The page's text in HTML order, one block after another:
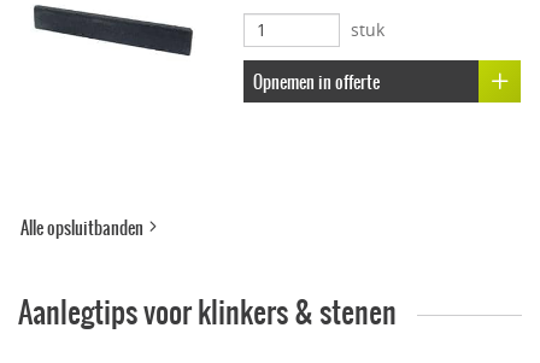
stuk
Opnemen in offerte
Alle opsluitbanden
Aanlegtips voor klinkers & stenen